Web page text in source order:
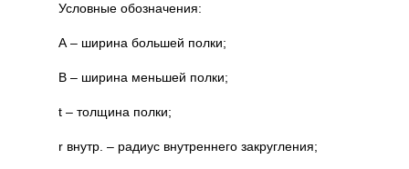
Условные обозначения:
А – ширина большей полки;
B – ширина меньшей полки;
t – толщина полки;
r внутр. – радиус внутреннего закругления;